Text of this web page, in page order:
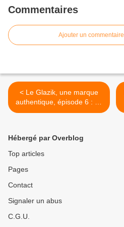
Commentaires
Ajouter un commentaire
< Le Glazik, une marque
authentique, épisode 6 : La
Vareuse !
Hébergé par Overblog
Top articles
Pages
Contact
Signaler un abus
C.G.U.